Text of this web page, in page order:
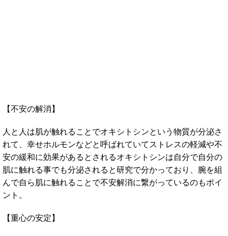
【不安の解消】
人と人は肌が触れることでオキシトシンという物質が分泌さ
れて、幸せホルモンなどと呼ばれていてストレスの軽減や不
安の緩和に効果があるとされるオキシトシンは自分で自分の
肌に触れる事でも分泌されると研究で分かっており、腕を組
んで自ら肌に触れることで不安解消に繋がっているのもポイ
ント。
【重心の安定】